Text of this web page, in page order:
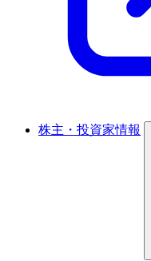
株主・投資家情報